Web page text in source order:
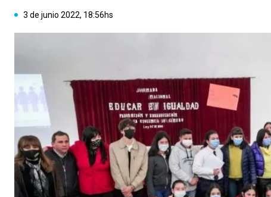
3 de junio 2022, 18:56hs